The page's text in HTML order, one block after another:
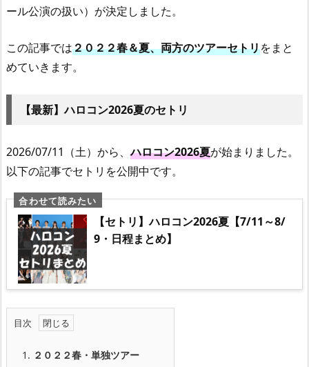
ール公演の扱い）が決定しました。
この記事では２０２２春＆夏、両方のツアーセトリをまと
めていきます。
【最新】ハロコン2026夏のセトリ
2026/07/11（土）から、ハロコン2026夏が始まりました。
以下の記事でセトリを公開中です。
【セトリ】ハロコン2026夏【7/11～8/
9・日程まとめ】
目次
1. ２０２２春・単独ツアー